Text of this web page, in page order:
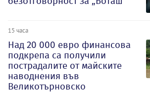
15 часа
Над 20 000 евро финансова
подкрепа са получили
пострадалите от майските
наводнения във
Великотърновско